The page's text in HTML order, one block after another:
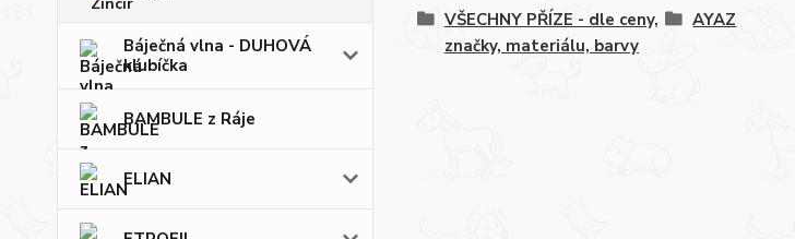
Báječná vlna - DUHOVÁ
klubíčka
BAMBULE z Ráje
ELIAN
VŠECHNY PŘÍZE - dle ceny,
značky, materiálu, barvy
AYAZ